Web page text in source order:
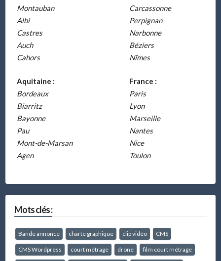
Montauban
Albi
Castres
Auch
Cahors
Carcassonne
Perpignan
Narbonne
Béziers
Nîmes
Aquitaine :
Bordeaux
Biarritz
Bayonne
Pau
Mont-de-Marsan
Agen
France :
Paris
Lyon
Marseille
Nantes
Nice
Toulon
Mots clés :
Bande annonce charte graphique clip vidéo CMS
CMS Wordpress court métrage drone film court métrage